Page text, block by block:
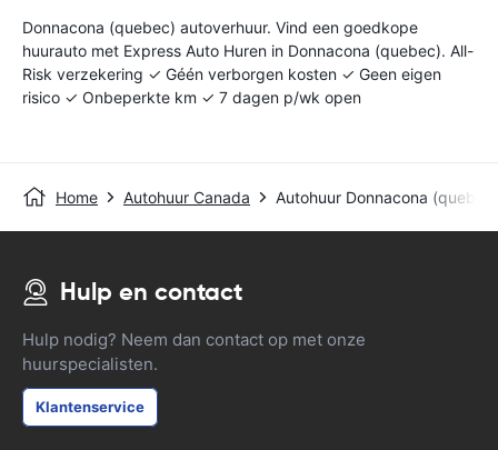
Donnacona (quebec) autoverhuur. Vind een goedkope
huurauto met Express Auto Huren in Donnacona (quebec). All-
Risk verzekering ✓ Géén verborgen kosten ✓ Geen eigen
risico ✓ Onbeperkte km ✓ 7 dagen p/wk open
Home Autohuur Canada Autohuur Donnacona (quebec)
Hulp en contact
Hulp nodig? Neem dan contact op met onze
huurspecialisten.
Klantenservice